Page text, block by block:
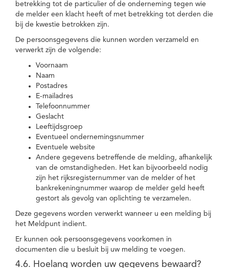
betrekking tot de particulier of de onderneming tegen wie
de melder een klacht heeft of met betrekking tot derden die
bij de kwestie betrokken zijn.
De persoonsgegevens die kunnen worden verzameld en
verwerkt zijn de volgende:
Voornaam
Naam
Postadres
E-mailadres
Telefoonnummer
Geslacht
Leeftijdsgroep
Eventueel ondernemingsnummer
Eventuele website
Andere gegevens betreffende de melding, afhankelijk
van de omstandigheden. Het kan bijvoorbeeld nodig
zijn het rijksregisternummer van de melder of het
bankrekeningnummer waarop de melder geld heeft
gestort als gevolg van oplichting te verzamelen.
Deze gegevens worden verwerkt wanneer u een melding bij
het Meldpunt indient.
Er kunnen ook persoonsgegevens voorkomen in
documenten die u besluit bij uw melding te voegen.
4.6. Hoelang worden uw gegevens bewaard?